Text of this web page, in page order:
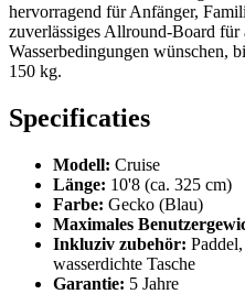
hervorragend für Anfänger,
zuverlässiges Allround-Board für
Wasserbedingungen wünschen,
150 kg.
Specificaties
Modell: Cruise
Länge: 10'8 (ca. 325 cm)
Farbe: Gecko (Blau)
Maximales
Inkluziv zubehör:
wasserdichte Tasche
Garantie: 5 Jahre